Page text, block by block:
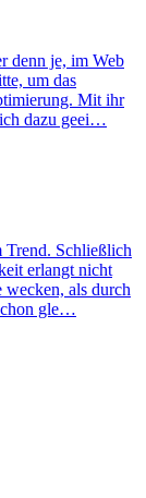
denn je, im Web
um das
Mit ihr
dazu geei…
Trend. Schließlich
erlangt nicht
wecken, als durch
gle…